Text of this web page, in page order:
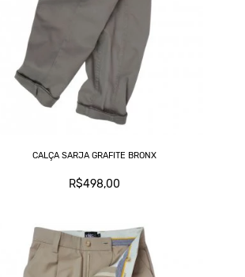
CALÇA SARJA GRAFITE BRONX
R$498,00